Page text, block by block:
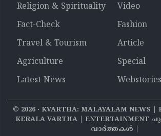
Religion & Spirituality
Video
Fact-Check
Fashion
Travel & Tourism
Article
Agriculture
Special
Latest News
Webstories
© 2026‧ KVARTHA: MALAYALAM NEWS |
KERALA VARTHA | ENTERTAINMENT
വാര്‍ത്തകൾ |